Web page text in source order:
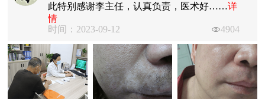
此特别感谢李主任，认真负责，医术好……详
情
时间：2023-09-12
4904